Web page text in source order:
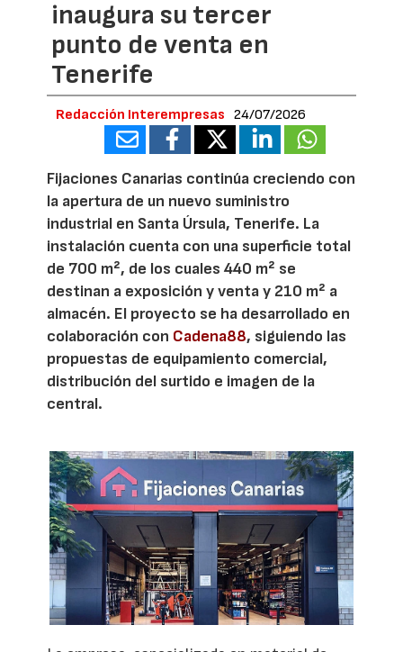
inaugura su tercer
punto de venta en
Tenerife
Redacción Interempresas 24/07/2026
Fijaciones Canarias continúa creciendo con
la apertura de un nuevo suministro
industrial en Santa Úrsula, Tenerife. La
instalación cuenta con una superficie total
de 700 m², de los cuales 440 m² se
destinan a exposición y venta y 210 m² a
almacén. El proyecto se ha desarrollado en
colaboración con Cadena88, siguiendo las
propuestas de equipamiento comercial,
distribución del surtido e imagen de la
central.